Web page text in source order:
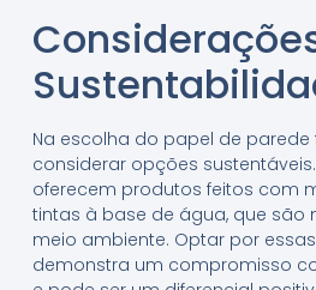
Na escolha do papel de parede
considerar opções
oferecem produtos feitos com
tintas à base de água, que são
meio ambiente. Optar por
demonstra um compromisso